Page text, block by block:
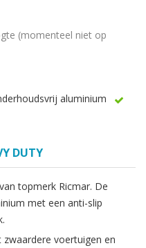
(momenteel niet op
aluminium
DUTY
van topmerk Ricmar. De
met een anti-slip
voertuigen en